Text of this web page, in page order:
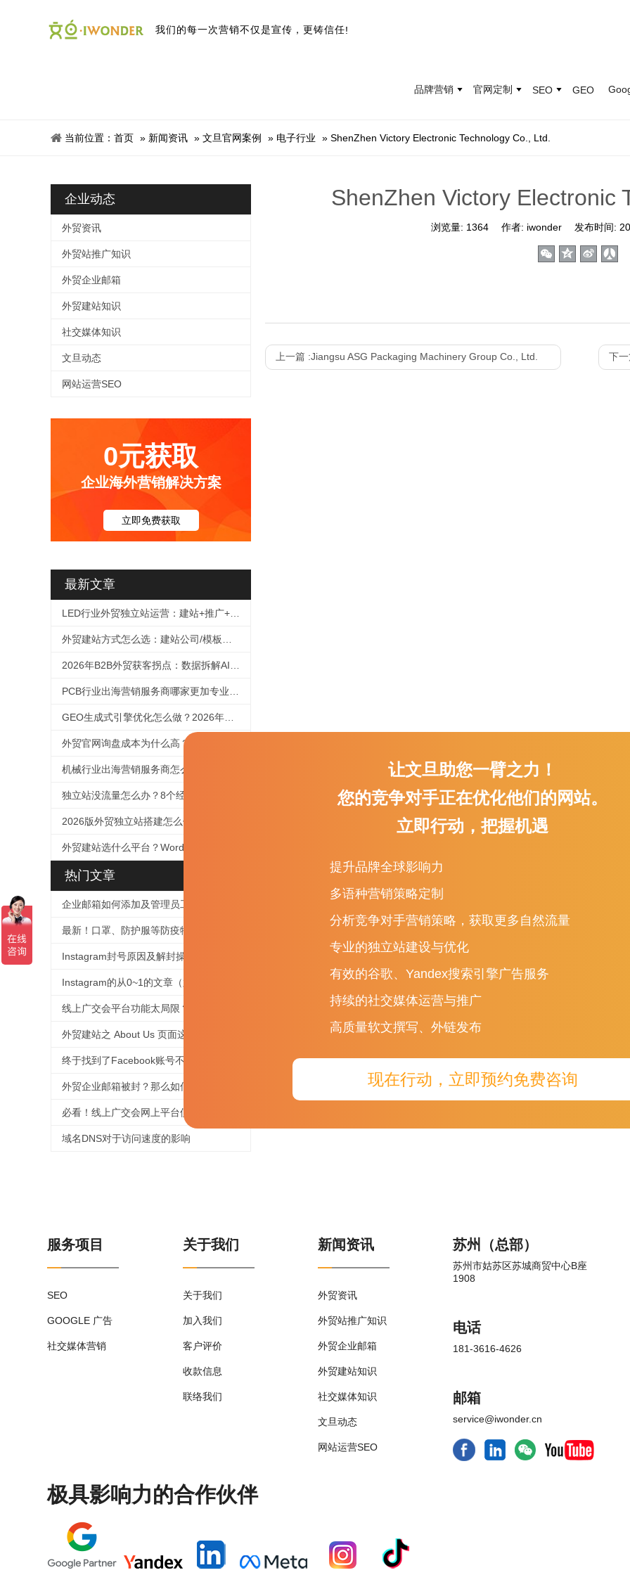
我们的每一次营销不仅是宣传 ，更铸信任!
品牌营销 官网定制 SEO GEO
当前位置： 首页 » 新闻资讯 » 文旦官网案例 » 电子行业 » ShenZhen Victory Electronic Technology Co., Ltd.
企业动态
外贸资讯
外贸站推广知识
外贸企业邮箱
外贸建站知识
社交媒体知识
文旦动态
网站运营SEO
0元获取
企业海外营销解决方案
立即免费获取
最新文章
热门文章
企业邮箱如何添加及管理员工帐号
Instagram封号原因及解封操作
Instagram的从0~1的文章（六）
域名DNS对于访问速度的影响
ShenZhen Victory Electronic
浏览量: 1364 作者: iwonder 发布时间:
上一篇 :Jiangsu ASG Packaging Machinery Group Co., Ltd. 下
服务项目
SEO
GOOGLE 广告
社交媒体营销
关于我们
关于我们
加入我们
客户评价
收款信息
联络我们
新闻资讯
外贸资讯
外贸站推广知识
外贸企业邮箱
外贸建站知识
社交媒体知识
文旦动态
网站运营SEO
苏州（总部）
苏州市姑苏区苏城商贸中心B座
1908
电话
181-3616-4626
邮箱
service@iwonder.cn
极具影响力的合作伙伴
让文旦助您一臂之力！
您的竞争对手正在优化他们的网站。
立即行动，把握机遇
提升品牌全球影响力
多语种营销策略定制
分析竞争对手营销策略，获取更多自然流量
专业的独立站建设与优化
有效的谷歌、Yandex搜索引擎广告服务
持续的社交媒体运营与推广
高质量软文撰写、外链发布
现在行动，立即预约免费咨询